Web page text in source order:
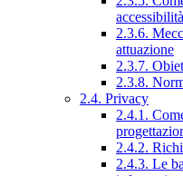
accessibilità
2.3.6.
attuazione
2.3.7.
2.3.8.
2.4. Privacy
2.4.1.
2.4.2.
2.4.3. Le